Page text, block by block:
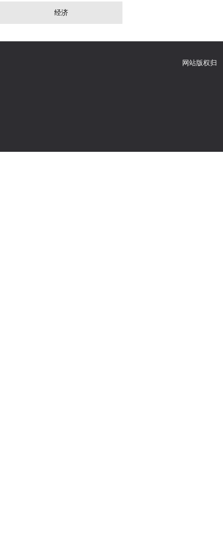
经济
网站版权